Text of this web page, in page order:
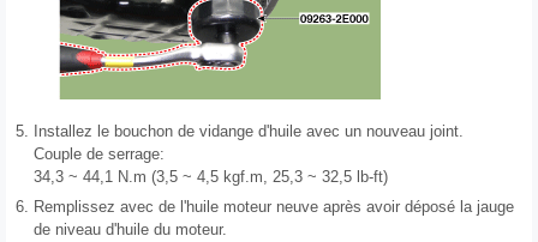
5.
Installez le bouchon de vidange d'huile avec un nouveau joint.
Couple de serrage:
34,3 ~ 44,1 N.m (3,5 ~ 4,5 kgf.m, 25,3 ~ 32,5 lb-ft)
6. Remplissez avec de l'huile moteur neuve après avoir déposé la jauge
de niveau d'huile du moteur.